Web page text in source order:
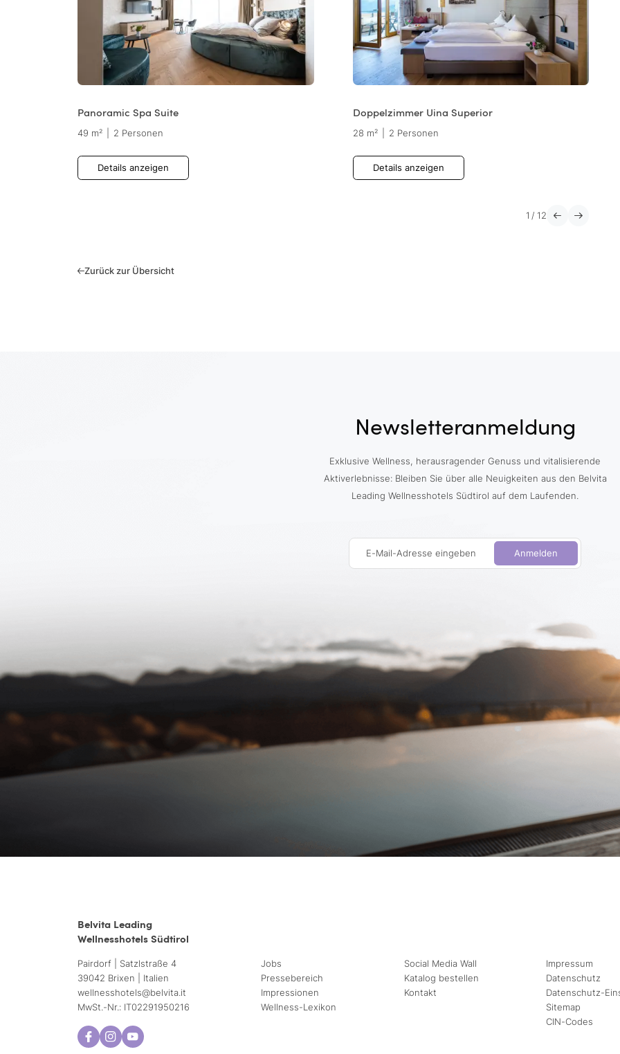
Panoramic Spa Suite
49 m² 2 Personen
Details anzeigen
Doppelzimmer Uina Superior
28 m² 2 Personen
Details anzeigen
1 /12
Zurück zur Übersicht
Newsletteranmeldung
Exklusive Wellness, herausragender Genuss und vitalisierende
Aktiverlebnisse: Bleiben Sie über alle Neuigkeiten aus den Belvita
Leading Wellnesshotels Südtirol auf dem Laufenden.
E-Mail-Adresse eingeben Anmelden
Belvita Leading
Wellnesshotels Südtirol
Pairdorf | Satzlstraße 4
39042 Brixen | Italien
wellnesshotels@belvita.it
MwSt.-Nr.: IT02291950216
Jobs
Pressebereich
Impressionen
Wellness-Lexikon
Social Media Wall
Katalog bestellen
Kontakt
Impressum
Datenschutz
Datenschutz-
Sitemap
CIN-Codes